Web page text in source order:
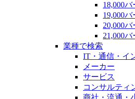
18,000バ
19,000バ
20,000バ
21,000バ
業種で検索
IT・通信・イ
メーカー
サービス
コンサルティ